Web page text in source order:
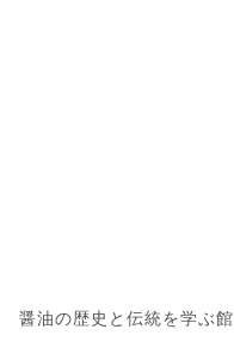
醤油の歴史と伝統を学ぶ館